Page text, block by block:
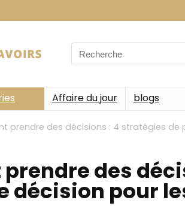
Search
for:
Affaire du jour blogs
prendre des décisions : 4 stratégies de
des
décision pour